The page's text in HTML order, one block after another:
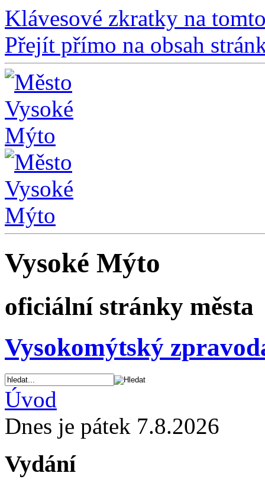
Klávesové zkratky na
Přejít přímo na obsah
Vysoké Mýto
oficiální stránky města
Vysokomýtský
Úvod
Dnes je pátek 7.8.2026
Vydání